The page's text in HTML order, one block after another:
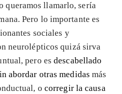
queramos llamarlo, sería
Pero lo importante es
sociales y
neurolépticos quizá sirva
pero esdescabellado
abordar otras medidasmás
o corregir la causa